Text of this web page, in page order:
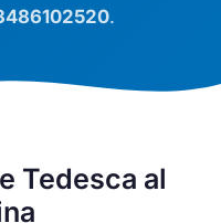
.
Tedesca al